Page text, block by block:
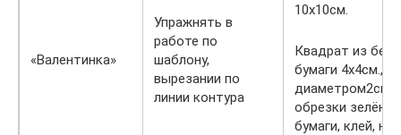
«Валентинка»
Упражнять в
работе по
шаблону,
вырезании по
линии контура
10х10см.
Квадрат из
бумаги 4х4см.,
диаметром2см,
обрезки зелёной
бумаги, клей,